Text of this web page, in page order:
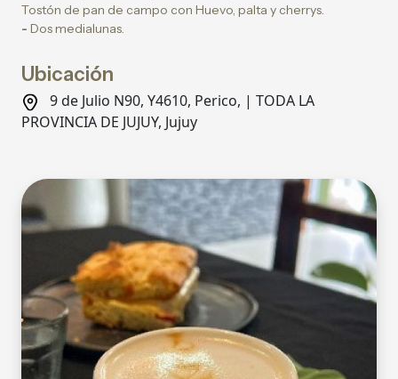
Tostón de pan de campo con Huevo, palta y cherrys.
- Dos medialunas.
Ubicación
9 de Julio N90, Y4610, Perico, | TODA LA
PROVINCIA DE JUJUY, Jujuy